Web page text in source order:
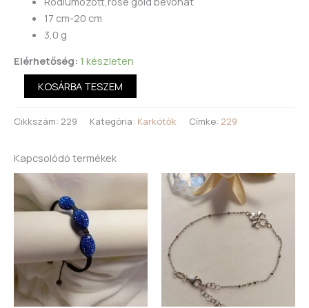
17 cm-20 cm
3,0 g
Elérhetőség: 1 készleten
KOSÁRBA TESZEM
Cikkszám: 229 Kategória: Karkötők Címke: 229
Kapcsolódó termékek